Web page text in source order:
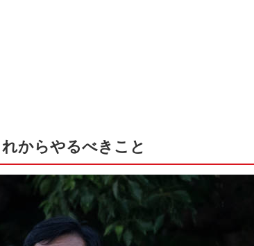
からやるべきこと